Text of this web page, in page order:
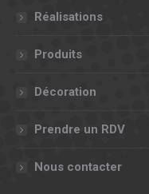
Réalisations
Produits
Décoration
Prendre un RDV
Nous contacter